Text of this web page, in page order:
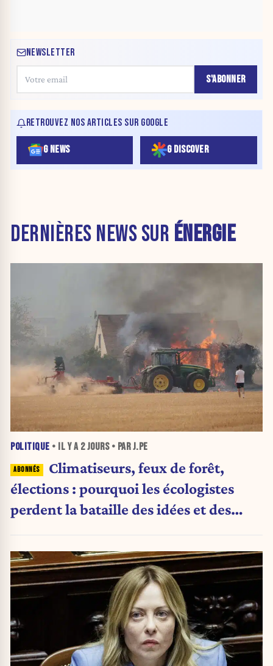
NEWSLETTER
S'ABONNER
RETROUVEZ NOS ARTICLES SUR GOOGLE
G NEWS G DISCOVER
DERNIÈRES NEWS SUR ÉNERGIE
POLITIQUE • IL Y A 2 JOURS• PAR J.PE
Climatiseurs, feux de forêt,
élections : pourquoi les écologistes
perdent la bataille des idées et des